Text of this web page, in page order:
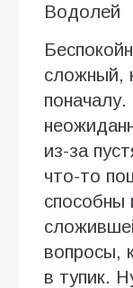
Водолей
сложный,
из-за
что-то
способны
вопросы,
в тупик.